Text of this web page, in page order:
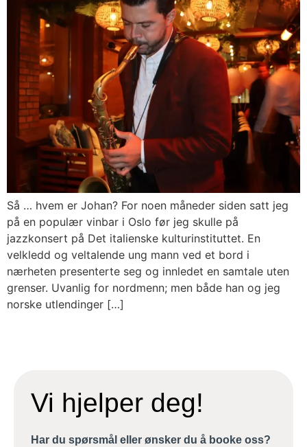
Så … hvem er Johan? For noen måneder siden satt jeg
på en populær vinbar i Oslo før jeg skulle på
jazzkonsert på Det italienske kulturinstituttet. En
velkledd og veltalende ung mann ved et bord i
nærheten presenterte seg og innledet en samtale uten
grenser. Uvanlig for nordmenn; men både han og jeg
norske utlendinger […]
Vi hjelper deg!
Har du spørsmål eller ønsker du å booke oss?